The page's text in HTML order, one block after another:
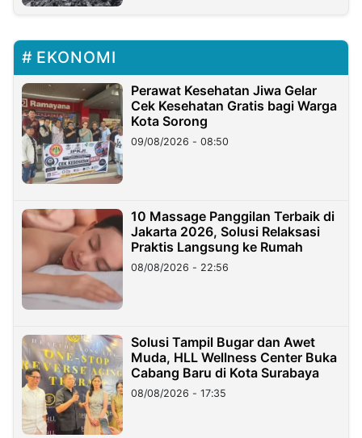
EKONOMI
Perawat Kesehatan Jiwa Gelar
Cek Kesehatan Gratis bagi Warga
Kota Sorong
09/08/2026 - 08:50
10 Massage Panggilan Terbaik di
Jakarta 2026, Solusi Relaksasi
Praktis Langsung ke Rumah
08/08/2026 - 22:56
Solusi Tampil Bugar dan Awet
Muda, HLL Wellness Center Buka
Cabang Baru di Kota Surabaya
08/08/2026 - 17:35